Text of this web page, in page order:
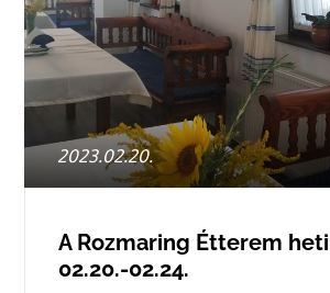
Posted
on
2023.02.20.
A Rozmaring Étterem
02.20.-02.24.